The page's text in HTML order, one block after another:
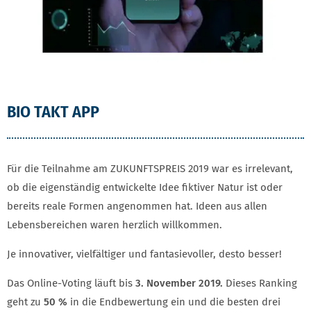
BIO TAKT APP
Für die Teilnahme am ZUKUNFTSPREIS 2019 war es irrelevant,
ob die eigenständig entwickelte Idee fiktiver Natur ist oder
bereits reale Formen angenommen hat. Ideen aus allen
Lebensbereichen waren herzlich willkommen.
Je innovativer, vielfältiger und fantasievoller, desto besser!
Das Online-Voting läuft bis 3. November 2019. Dieses Ranking
geht zu 50 % in die Endbewertung ein und die besten drei